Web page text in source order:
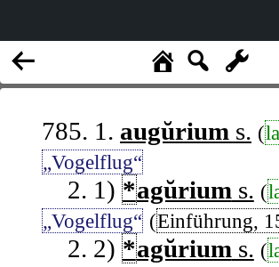
785. 1. augŭrium s. (
„Vogelflug“
2. 1) *agŭrium s. (
„Vogelflug“ (Einführung,
2. 2) *agŭrium s. (